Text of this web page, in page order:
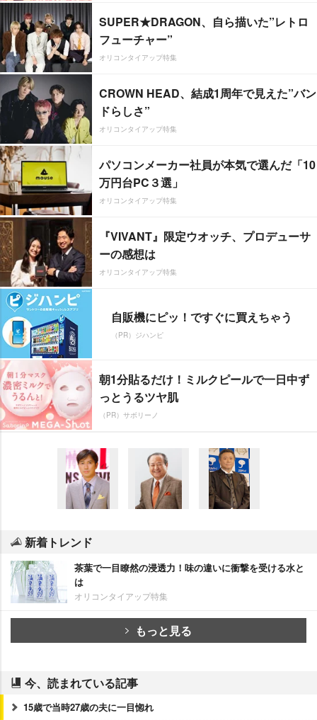
SUPER★DRAGON、自ら描いた”レトロ
フューチャー”
オリコンタイアップ特集
CROWN HEAD、結成1周年で見えた”バン
ドらしさ”
オリコンタイアップ特集
パソコンメーカー社員が本気で選んだ「10
万円台PC３選」
オリコンタイアップ特集
『VIVANT』限定ウオッチ、プロデューサ
ーの感想は
オリコンタイアップ特集
自販機にピッ！ですぐに買えちゃう
（PR）ジハンピ
朝1分貼るだけ！ミルクピールで一日中ず
っとうるツヤ肌
（PR）サボリーノ
新着トレンド
茶葉で一目瞭然の浸透力！味の違いに衝撃を受ける水と
は
オリコンタイアップ特集
もっと見る
今、読まれている記事
15歳で当時27歳の夫に一目惚れ